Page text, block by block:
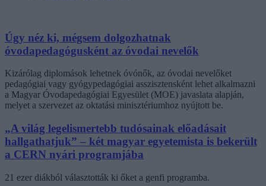
Úgy néz ki, mégsem dolgozhatnak
óvodapedagógusként az óvodai nevelők
Kizárólag diplomások lehetnek óvónők, az óvodai nevelőket
pedagógiai vagy gyógypedagógiai asszisztensként lehet alkalmazni
a Magyar Óvodapedagógiai Egyesület (MOE) javaslata alapján,
melyet a szervezet az oktatási minisztériumhoz nyújtott be.
„A világ legelismertebb tudósainak előadásait
hallgathatjuk” – két magyar egyetemista is bekerült
a CERN nyári programjába
21 ezer diákból választották ki őket a genfi programba.